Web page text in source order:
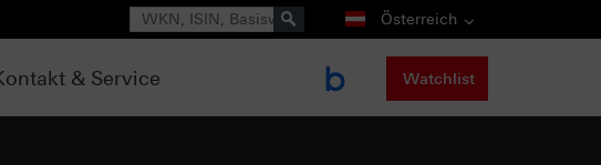
Suche Österreich
& Service Watchlist